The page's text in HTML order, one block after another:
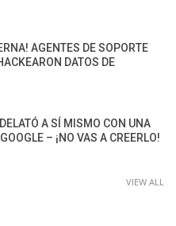
AGENTES DE SOPORTE
DATOS DE
A SÍ MISMO CON UNA
– ¡NO VAS A CREERLO!
VIEW ALL